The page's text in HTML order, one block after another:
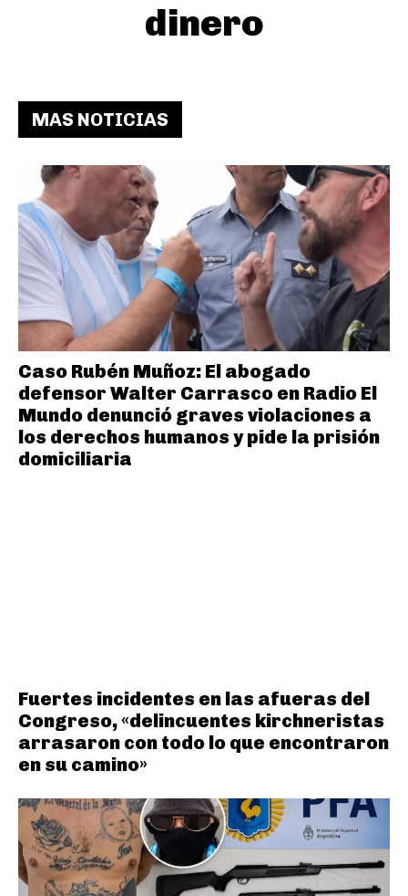
dinero
MAS NOTICIAS
Caso Rubén Muñoz: El abogado
defensor Walter Carrasco en Radio El
Mundo denunció graves violaciones a
los derechos humanos y pide la prisión
domiciliaria
Fuertes incidentes en las afueras del
Congreso, «delincuentes kirchneristas
arrasaron con todo lo que encontraron
en su camino»